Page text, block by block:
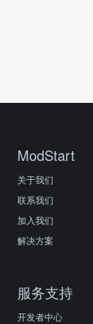
ModStart
关于我们
联系我们
加入我们
解决方案
服务支持
开发者中心